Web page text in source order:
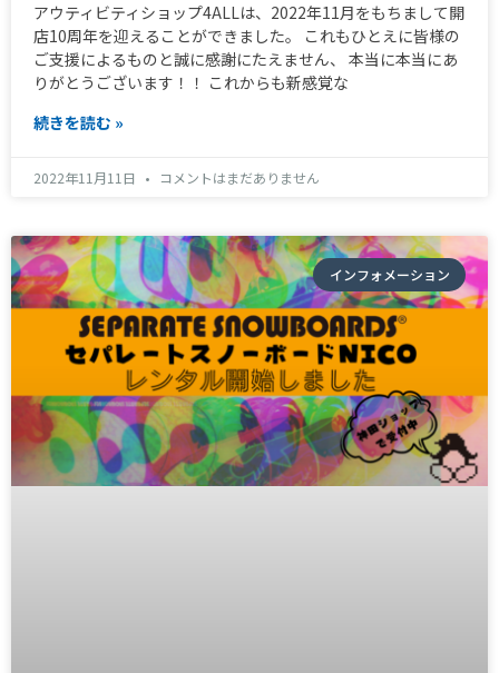
アウティビティショップ4ALLは、2022年11月をもちまして開
店10周年を迎えることができました。 これもひとえに皆様の
ご支援によるものと誠に感謝にたえません、 本当に本当にあ
りがとうございます！！ これからも新感覚な
続きを読む »
2022年11月11日 コメントはまだありません
インフォメーション